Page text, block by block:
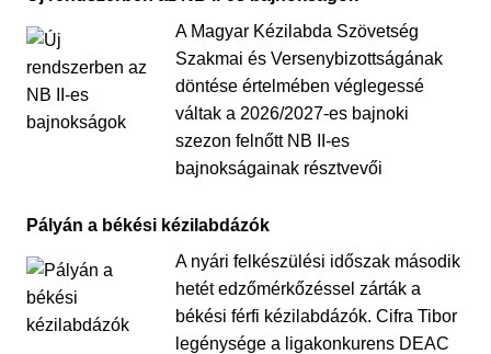
A Magyar Kézilabda Szövetség
Szakmai és Versenybizottságának
döntése értelmében véglegessé
váltak a 2026/2027-es bajnoki
szezon felnőtt NB II-es
bajnokságainak résztvevői
Pályán a békési kézilabdázók
A nyári felkészülési időszak második
hetét edzőmérkőzéssel zárták a
békési férfi kézilabdázók. Cifra Tibor
legénysége a ligakonkurens DEAC